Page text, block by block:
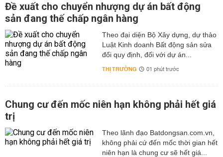
Đề xuất cho chuyển nhượng dự án bất động
sản đang thế chấp ngân hàng
Theo đại diện Bộ Xây dựng, dự thảo
Luật Kinh doanh Bất động sản sửa
đổi quy định, đối với dự án...
THỊ TRƯỜNG 01 phút trước
Chung cư đến mốc niên hạn không phải hết giá
trị
Theo lãnh đạo Batdongsan.com.vn,
không phải cứ đến mốc thời gian hết
niên hạn là chung cư sẽ hết giá...